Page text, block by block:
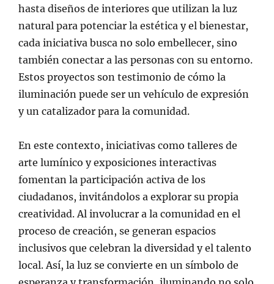
hasta diseños de interiores que utilizan la luz
natural para potenciar la estética y el bienestar,
cada iniciativa busca no solo embellecer, sino
también conectar a las personas con su entorno.
Estos proyectos son testimonio de cómo la
iluminación puede ser un vehículo de expresión
y un catalizador para la comunidad.
En este contexto, iniciativas como talleres de
arte lumínico y exposiciones interactivas
fomentan la participación activa de los
ciudadanos, invitándolos a explorar su propia
creatividad. Al involucrar a la comunidad en el
proceso de creación, se generan espacios
inclusivos que celebran la diversidad y el talento
local. Así, la luz se convierte en un símbolo de